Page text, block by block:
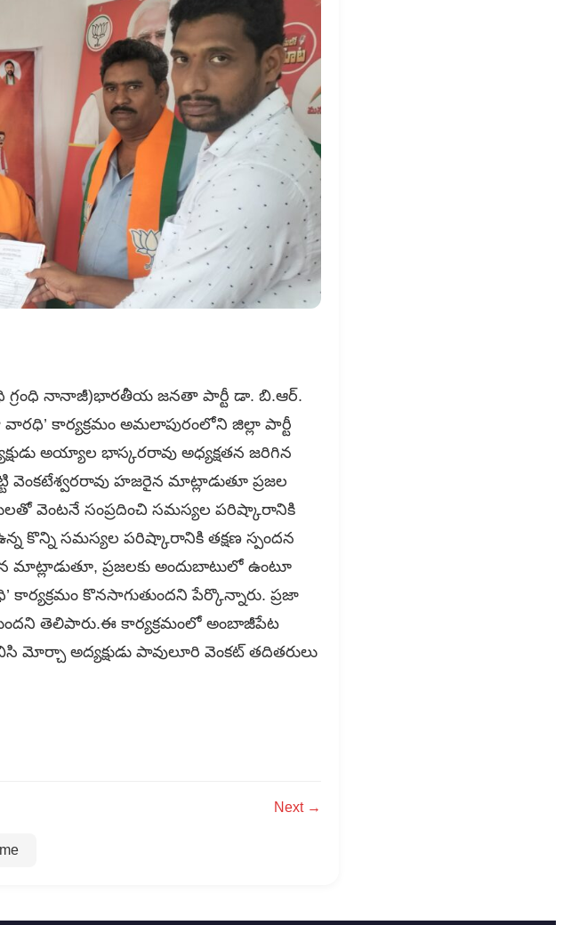
గ్రంధి నానాజీ)భారతీయ జనతా పార్టీ డా. బి.ఆర్.
కార్యక్రమం అమలాపురంలోని జిల్లా పార్టీ
అయ్యాల భాస్కరరావు అధ్యక్షతన జరిగిన
వెంకటేశ్వరరావు హజరైన మాట్లాడుతూ ప్రజల
వెంటనే సంప్రదించి సమస్యల పరిష్కారానికి
కొన్ని సమస్యల పరిష్కారానికి తక్షణ స్పందన
మాట్లాడుతూ, ప్రజలకు అందుబాటులో ఉంటూ
కార్యక్రమం కొనసాగుతుందని పేర్కొన్నారు. ప్రజా
తెలిపారు.ఈ కార్యక్రమంలో అంబాజీపేట
మోర్చా అద్యక్షుడు పావులూరి వెంకట్ తదితరులు
Next →